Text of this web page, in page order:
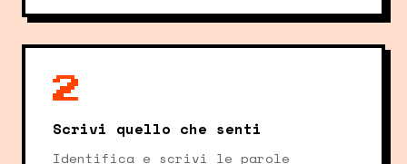
2
Scrivi quello che senti
Identifica e scrivi le parole